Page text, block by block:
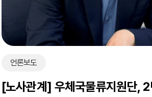
언론보도
[노사관계] 우체국물류지원단,